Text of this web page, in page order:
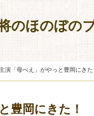
のほのぼの
演「母べえ」がやっと豊岡にきた
豊岡にきた！